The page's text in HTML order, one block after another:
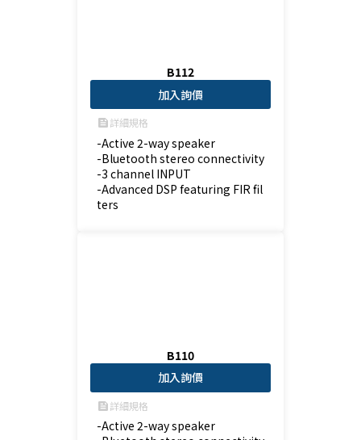
B112
加入詢價
feed詳細規格
-Active 2-way speaker
-Bluetooth stereo connectivity
-3 channel INPUT
-Advanced DSP featuring FIR fil
ters
B110
加入詢價
feed詳細規格
-Active 2-way speaker